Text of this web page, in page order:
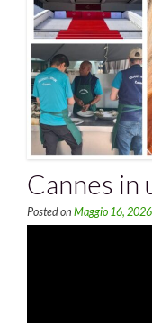
Cannes in
Posted on Maggio 16, 2026